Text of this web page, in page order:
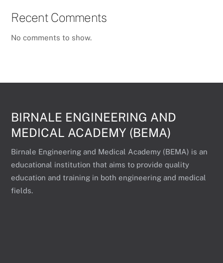
Recent Comments
No comments to show.
BIRNALE ENGINEERING AND
MEDICAL ACADEMY (BEMA)
Birnale Engineering and Medical Academy (BEMA) is an
educational institution that aims to provide quality
education and training in both engineering and medical
fields.